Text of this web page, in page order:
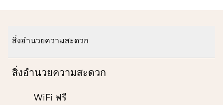
สิ่งอำนวยความสะดวก
สิ่งอำนวยความสะดวก
WiFi ฟรี